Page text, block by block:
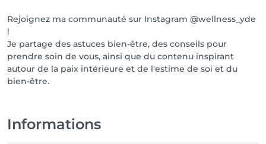
⏱️ Retard
En cas de retard, la durée de la séance sera adaptée
au temps restant afin de respecter les rendez-vous
suivants.
accueillir chez Thérapie Yde.
Rejoignez ma communauté sur Instagram @wellness_yde
!
Je partage des astuces bien-être, des conseils pour
prendre soin de vous, ainsi que du contenu inspirant
autour de la paix intérieure et de l'estime de soi et du
bien-être.
Informations